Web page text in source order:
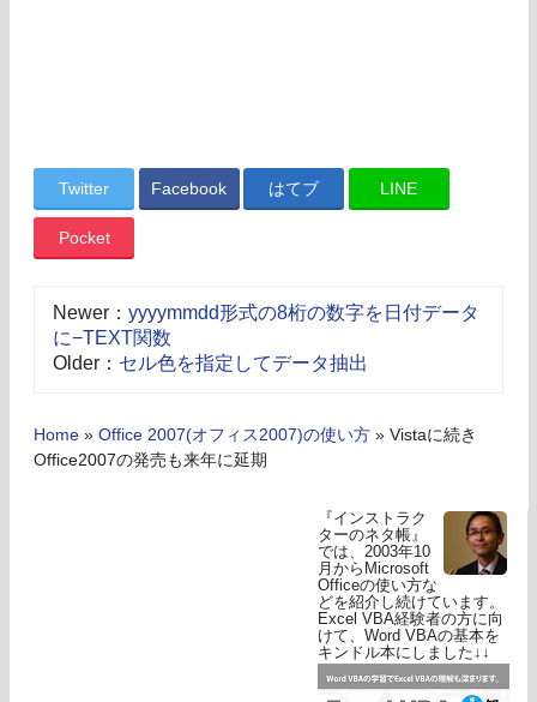
Twitter Facebook はてブ LINE
Pocket
Newer： yyyymmdd形式の8桁の数字を日付データ
に−TEXT関数
Older： セル色を指定してデータ抽出
Home » Office 2007(オフィス2007)の使い方 » Vistaに続き
Office2007の発売も来年に延期
『インストラク
ターのネタ帳』
では、2003年10
月からMicrosoft
Officeの使い方な
どを紹介し続けています。
Excel VBA経験者の方に向
けて、Word VBAの基本を
キンドル本にしました↓↓